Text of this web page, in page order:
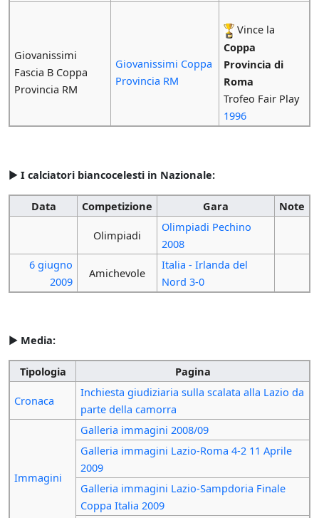
Giovanissimi
Fascia B Coppa
Provincia RM
Giovanissimi Coppa
Provincia RM
Vince la
Coppa
Provincia di
Roma
Trofeo Fair Play
1996
► I calciatori biancocelesti in Nazionale:
Data Competizione Gara Note
Olimpiadi
Olimpiadi Pechino
2008
6 giugno
2009
Amichevole
Italia - Irlanda del
Nord 3-0
► Media:
Tipologia Pagina
Cronaca
Inchiesta giudiziaria sulla scalata alla Lazio da
parte della camorra
Immagini
Galleria immagini 2008/09
Galleria immagini Lazio-Roma 4-2 11 Aprile
2009
Galleria immagini Lazio-Sampdoria Finale
Coppa Italia 2009